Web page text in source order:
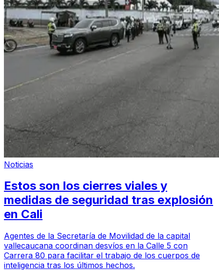
Noticias
Estos son los cierres viales y
medidas de seguridad tras explosión
en Cali
Agentes de la Secretaría de Movilidad de la capital
vallecaucana coordinan desvíos en la Calle 5 con
Carrera 80 para facilitar el trabajo de los cuerpos de
inteligencia tras los últimos hechos.